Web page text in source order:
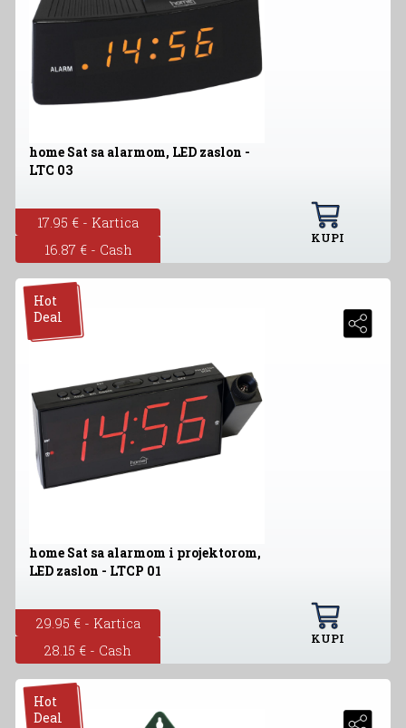
home Sat sa alarmom, LED zaslon -
LTC 03
17.95 € - Kartica
16.87 € - Cash
KUPI
Hot
Deal
home Sat sa alarmom i projektorom,
LED zaslon - LTCP 01
29.95 € - Kartica
28.15 € - Cash
KUPI
Hot
Deal